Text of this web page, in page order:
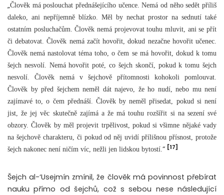
„Člověk má poslouchat přednášejícího učence. Nemá od něho sedět příliš
daleko, ani nepříjemně blízko. Měl by nechat prostor na sednutí také
ostatním posluchačům. Člověk nemá projevovat touhu mluvit, ani se přít
či debatovat. Člověk nemá začít hovořit, dokud nezačne hovořit učenec.
Člověk nemá nastolovat téma toho, o čem se má hovořit, dokud k tomu
šejch nesvolí. Nemá hovořit poté, co šejch skončí, pokud k tomu šejch
nesvolí. Člověk nemá v šejchově přítomnosti kohokoli pomlouvat.
Člověk by před šejchem neměl dát najevo, že ho nudí, nebo mu není
zajímavé to, o čem přednáší. Člověk by neměl přisedat, pokud si není
jist, že jej věc skutečně zajímá a že má touhu rozšířit si na sezení své
obzory. Člověk by měl projevit trpělivost, pokud si všimne nějaké vady
na šejchově charakteru, či pokud od něj uvidí přílišnou přísnost, protože
šejch nakonec není ničím víc, nežli jen lidskou bytostí. “ [17]
Šejch al-‘Usejmín zmínil, že člověk má povinnost přebírat
nauku přímo od šejchů, což s sebou nese následující